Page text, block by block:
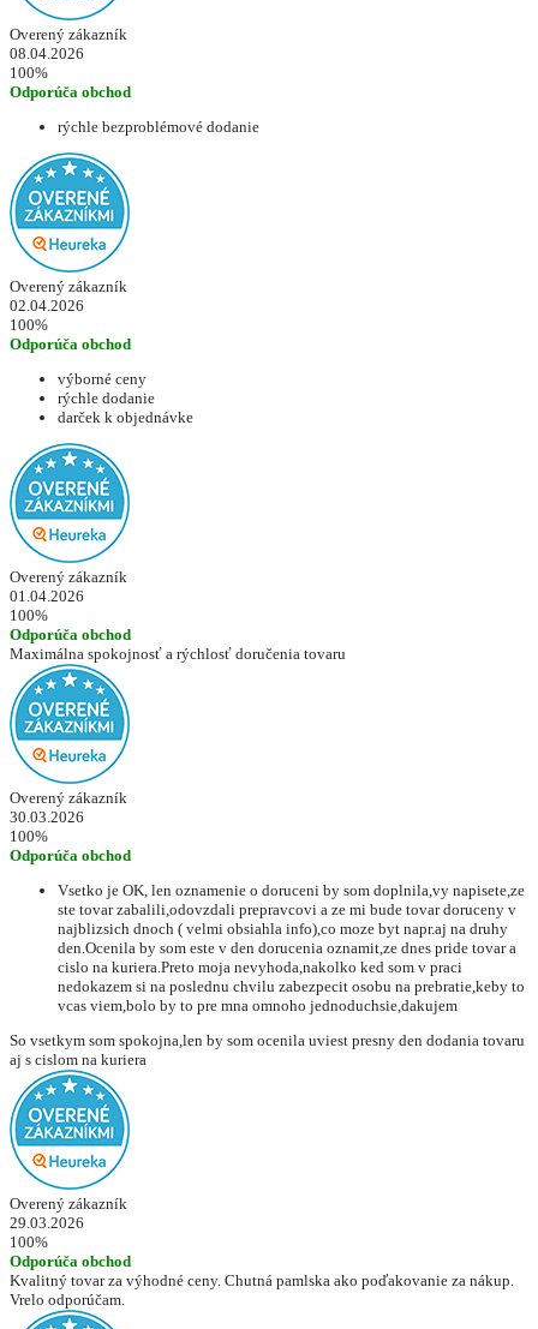
Overený zákazník
08.04.2026
100%
Odporúča obchod
rýchle bezproblémové dodanie
Overený zákazník
02.04.2026
100%
Odporúča obchod
výborné ceny
rýchle dodanie
darček k objednávke
Overený zákazník
01.04.2026
100%
Odporúča obchod
Maximálna spokojnosť a rýchlosť doručenia tovaru
Overený zákazník
30.03.2026
100%
Odporúča obchod
Vsetko je OK, len oznamenie o doruceni by som doplnila,vy napisete,ze
ste tovar zabalili,odovzdali prepravcovi a ze mi bude tovar doruceny v
najblizsich dnoch ( velmi obsiahla info),co moze byt napr.aj na druhy
den.Ocenila by som este v den dorucenia oznamit,ze dnes pride tovar a
cislo na kuriera.Preto moja nevyhoda,nakolko ked som v praci
nedokazem si na poslednu chvilu zabezpecit osobu na prebratie,keby to
vcas viem,bolo by to pre mna omnoho jednoduchsie,dakujem
So vsetkym som spokojna,len by som ocenila uviest presny den dodania tovaru
aj s cislom na kuriera
Overený zákazník
29.03.2026
100%
Odporúča obchod
Kvalitný tovar za výhodné ceny. Chutná pamlska ako poďakovanie za nákup.
Vrelo odporúčam.